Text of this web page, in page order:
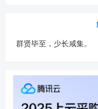
群贤毕至，少长咸集。